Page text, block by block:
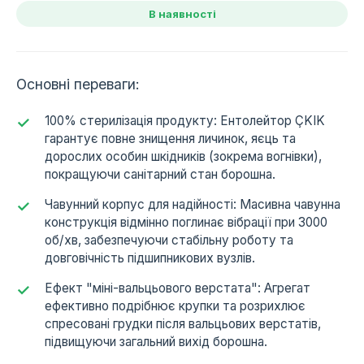
В наявності
Основні переваги:
100% стерилізація продукту: Ентолейтор ÇKIK
гарантує повне знищення личинок, яєць та
дорослих особин шкідників (зокрема вогнівки),
покращуючи санітарний стан борошна.
Чавунний корпус для надійності: Масивна чавунна
конструкція відмінно поглинає вібрації при 3000
об/хв, забезпечуючи стабільну роботу та
довговічність підшипникових вузлів.
Ефект "міні-вальцьового верстата": Агрегат
ефективно подрібнює крупки та розрихлює
спресовані грудки після вальцьових верстатів,
підвищуючи загальний вихід борошна.